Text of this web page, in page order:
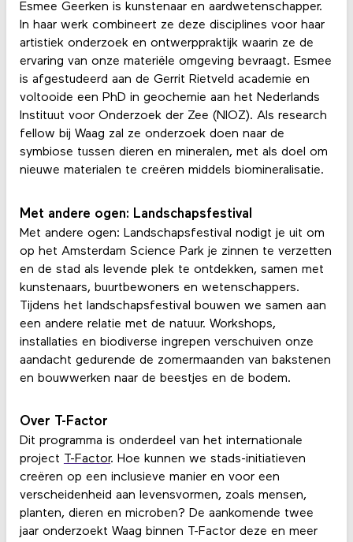
Esmee Geerken is kunstenaar en aardwetenschapper.
In haar werk combineert ze deze disciplines voor haar
artistiek onderzoek en ontwerppraktijk waarin ze de
ervaring van onze materiële omgeving bevraagt. Esmee
is afgestudeerd aan de Gerrit Rietveld academie en
voltooide een PhD in geochemie aan het Nederlands
Instituut voor Onderzoek der Zee (NIOZ). Als research
fellow bij Waag zal ze onderzoek doen naar de
symbiose tussen dieren en mineralen, met als doel om
nieuwe materialen te creëren middels biomineralisatie.
Met andere ogen: Landschapsfestival
Met andere ogen: Landschapsfestival nodigt je uit om
op het Amsterdam Science Park je zinnen te verzetten
en de stad als levende plek te ontdekken, samen met
kunstenaars, buurtbewoners en wetenschappers.
Tijdens het landschapsfestival bouwen we samen aan
een andere relatie met de natuur. Workshops,
installaties en biodiverse ingrepen verschuiven onze
aandacht gedurende de zomermaanden van bakstenen
en bouwwerken naar de beestjes en de bodem.
Over T-Factor
Dit programma is onderdeel van het internationale
project T-Factor. Hoe kunnen we stads-initiatieven
creëren op een inclusieve manier en voor een
verscheidenheid aan levensvormen, zoals mensen,
planten, dieren en microben? De aankomende twee
jaar onderzoekt Waag binnen T-Factor deze en meer